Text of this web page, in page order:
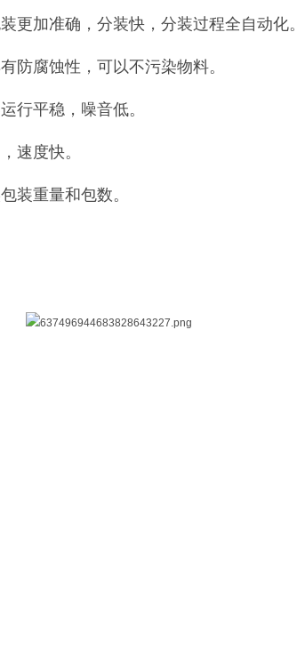
更加准确，分装快，分装过程全自动化。
防腐蚀性，可以不污染物料。
行平稳，噪音低。
速度快。
装重量和包数。